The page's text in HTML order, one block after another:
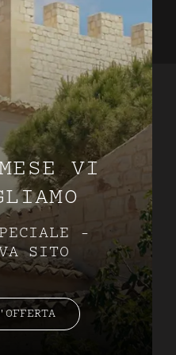
ESE VI
LIAMO
ECIALE
-
A SITO